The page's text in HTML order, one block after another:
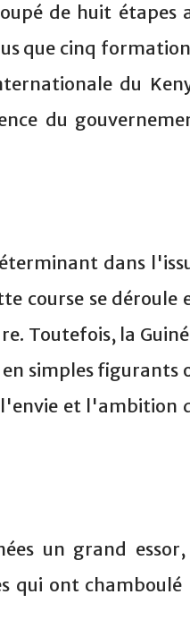
de huit étapes
que cinq
du
du
dans
course se déroule
Toutefois, la
simples figurants
et l'ambition
un grand
qui ont chamboulé